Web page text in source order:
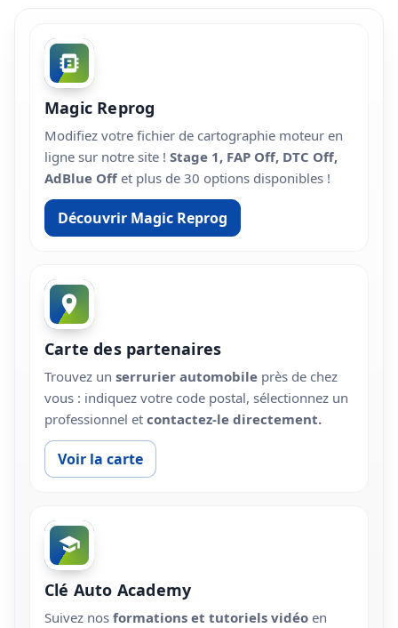
Magic Reprog
Modifiez votre fichier de cartographie moteur en
ligne sur notre site ! Stage 1, FAP Off, DTC Off,
AdBlue Off et plus de 30 options disponibles !
Découvrir Magic Reprog
Carte des partenaires
Trouvez un serrurier automobile près de chez
vous : indiquez votre code postal, sélectionnez un
professionnel et contactez-le directement.
Voir la carte
Clé Auto Academy
Suivez nos formations et tutoriels vidéo en